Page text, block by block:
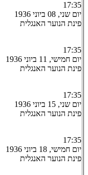
17:35
יום שני, 08 ביוני 1936
פינת הנוער האנגלית
17:35
יום חמישי, 11 ביוני 1936
פינת הנוער האנגלית
17:35
יום שני, 15 ביוני 1936
פינת הנוער האנגלית
17:35
יום חמישי, 18 ביוני 1936
פינת הנוער האנגלית